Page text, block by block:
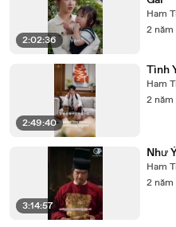
2:02:36
Ham
2
2:49:40
Tình
Ham
2
3:14:57
Như
Ham
2